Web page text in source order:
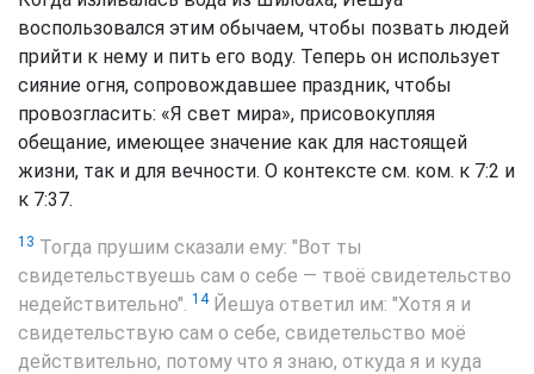
воспользовался этим обычаем, чтобы позвать людей
прийти к нему и пить его воду. Теперь он использует
сияние огня, сопровождавшее праздник, чтобы
провозгласить: «Я свет мира», присовокупляя
обещание, имеющее значение как для настоящей
жизни, так и для вечности. О контексте см. ком. к 7:2 и
к 7:37.
13 Тогда прушим сказали ему: "Вот ты
свидетельствуешь сам о себе — твоё свидетельство
недействительно". 14Йешуа ответил им: "Хотя я и
свидетельствую сам о себе, свидетельство моё
действительно, потому что я знаю, откуда я и куда